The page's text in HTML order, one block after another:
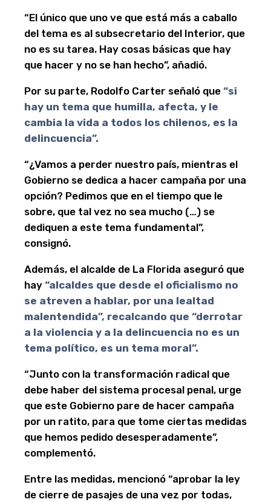
“El único que uno ve que está más a caballo
del tema es al subsecretario del Interior, que
no es su tarea. Hay cosas básicas que hay
que hacer y no se han hecho”, añadió.
Por su parte, Rodolfo Carter señaló que “si
hay un tema que humilla, afecta, y le
cambia la vida a todos los chilenos, es la
delincuencia”.
“¿Vamos a perder nuestro país, mientras el
Gobierno se dedica a hacer campaña por una
opción? Pedimos que en el tiempo que le
sobre, que tal vez no sea mucho (…) se
dediquen a este tema fundamental”,
consignó.
Además, el alcalde de La Florida aseguró que
hay “alcaldes que desde el oficialismo no
se atreven a hablar, por una lealtad
malentendida”, recalcando que “derrotar
a la violencia y a la delincuencia no es un
tema político, es un tema moral”.
“Junto con la transformación radical que
debe haber del sistema procesal penal, urge
que este Gobierno pare de hacer campaña
por un ratito, para que tome ciertas medidas
que hemos pedido desesperadamente”,
complementó.
Entre las medidas, mencionó “aprobar la ley
de cierre de pasajes de una vez por todas,